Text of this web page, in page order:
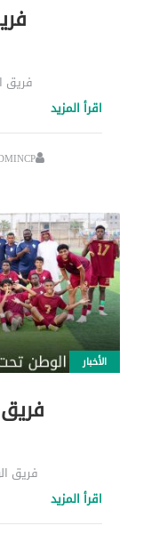
فريق
اقرأ المزيد
الأخبار
فريق الوطن تحت
اقرأ المزيد